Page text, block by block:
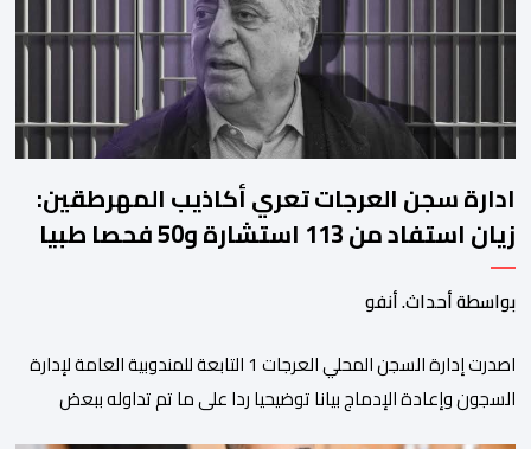
ادارة سجن العرجات تعري أكاذيب المهرطقين:
زيان استفاد من 113 استشارة و50 فحصا طبيا
بواسطة أحداث. أنفو
اصدرت إدارة السجن المحلي العرجات 1 التابعة للمندوبية العامة لإدارة
السجون وإعادة الإدماج بيانا توضيحيا ردا على ما تم تداوله ببعض